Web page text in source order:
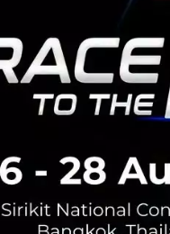
ยคที่ CK เอ่ยออกมาอย่
ให้เรารู้สึกไม่พร้อม รู้สึ
ง AI ไม่ใช่ศัตรูของแรง
ยู่เฉยๆ ขณะที่โลกหมุนเ